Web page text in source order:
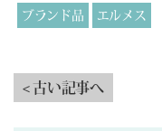
ブランド品
エルメス
< 古い記事へ